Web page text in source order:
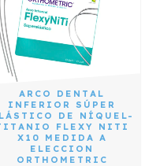
ARCO DENTAL
INFERIOR SÚPER
DE NÍQUEL-
FLEXY NITI
X10 MEDIDA A
ELECCION
ORTHOMETRIC